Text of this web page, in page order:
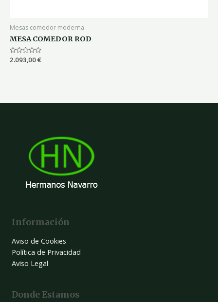
Mesas comedor moderna
MESA COMEDOR ROD
Valorado
2.093,00€
Información
Aviso de Cookies
Política de Privacidad
Aviso Legal
Donde Estamos